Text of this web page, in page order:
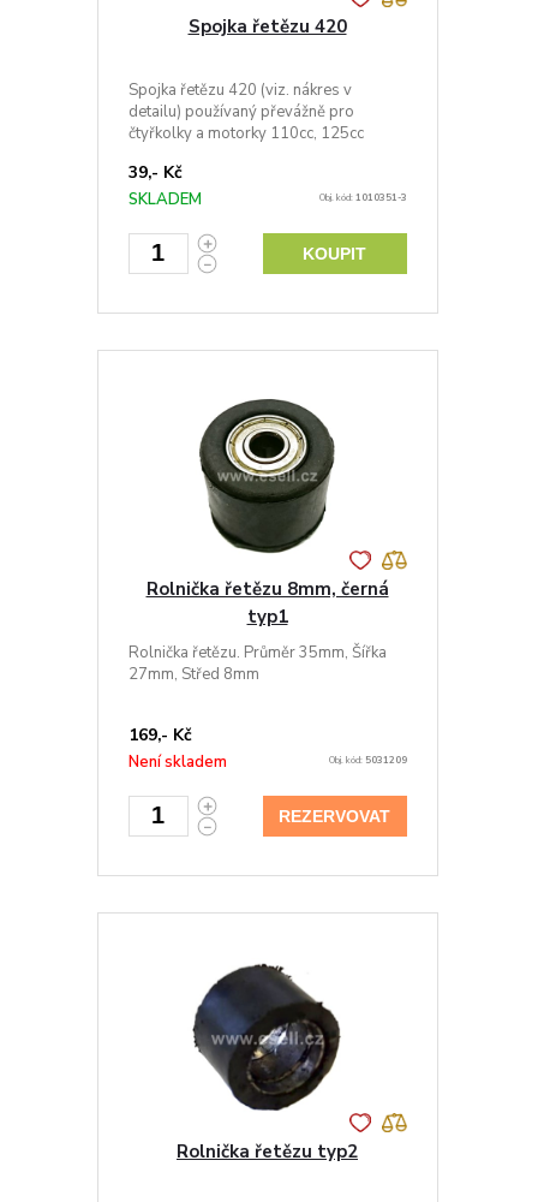
Spojka řetězu 420
Spojka řetězu 420 (viz. nákres v
detailu) používaný převážně pro
čtyřkolky a motorky 110cc, 125cc
39,- Kč
SKLADEM Obj. kód:1010351-3
KOUPIT
Rolnička řetězu 8mm, černá
typ1
Rolnička řetězu. Průměr 35mm, Šířka
27mm, Střed 8mm
169,- Kč
Není skladem Obj. kód: 5031209
REZERVOVAT
Rolnička řetězu typ2